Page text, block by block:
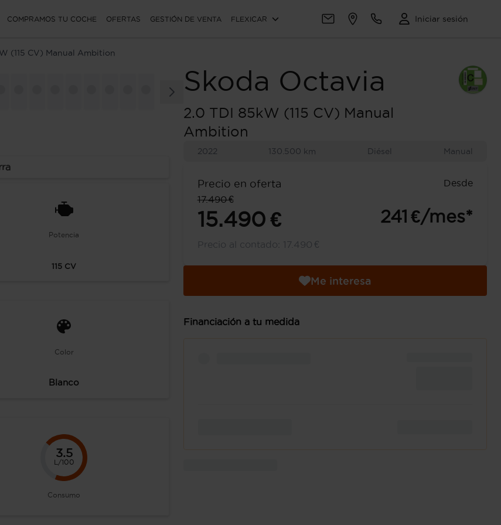
COMPRAMOS TU COCHE OFERTAS GESTIÓN DE VENTA FLEXICAR Iniciar sesión
(115 CV) Manual Ambition
Skoda Octavia
2.0 TDI 85kW (115 CV) Manual
Ambition
2022 130.500 km Diésel Manual
Precio en oferta
Desde
17.490 €
15.490 € 241 €/mes*
Precio al contado: 17.490 €
Me interesa
Financiación a tu medida
Potencia
115 CV
Color
Blanco
3.5
L/100
Consumo